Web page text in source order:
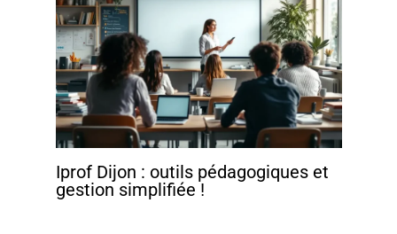
Iprof Dijon : outils pédagogiques et
gestion simplifiée !